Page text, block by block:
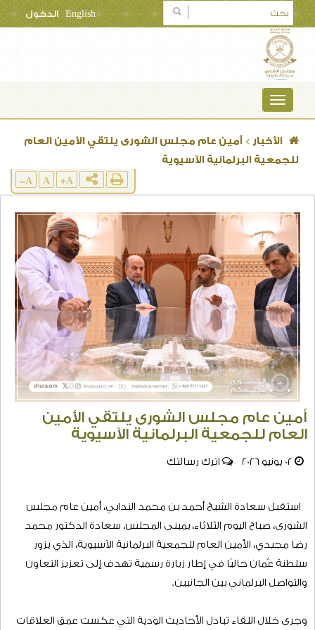
الدخول English
TOGGLE
NAVIGATION
الأخبار > أمين عام مجلس الشورى يلتقي الأمين العام
للجمعية البرلمانية الآسيوية
A+
A
A-
أمين عام مجلس الشورى يلتقي الأمين
العام للجمعية البرلمانية الآسيوية
02 يونيو 2026 اترك رسالتك
استقبل سعادة الشيخ أحمد بن محمد الندابي، أمين عام مجلس
الشورى، صباح اليوم الثلاثاء، بمبنى المجلس، سعادة الدكتور محمد
رضا مجيدي، الأمين العام للجمعية البرلمانية الآسيوية، الذي يزور
سلطنة عُمان حاليًا في إطار زيارة رسمية تهدف إلى تعزيز التعاون
والتواصل البرلماني بين الجانبين.
وجرى خلال اللقاء تبادل الأحاديث الودية التي عكست عمق العلاقات